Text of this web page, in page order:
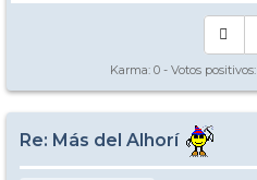
Karma: 0 - Votos positivos:
Re: Más del Alhorí